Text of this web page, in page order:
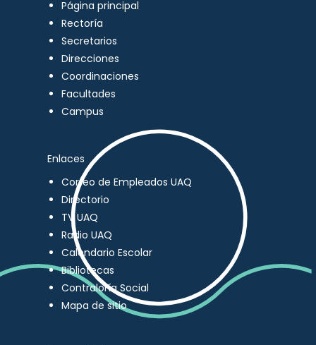
Página principal
Rectoría
Secretarios
Direcciones
Coordinaciones
Facultades
Campus
Enlaces
Correo de Empleados UAQ
Directorio
TV UAQ
Radio UAQ
Calendario Escolar
Bibliotecas
Contraloría Social
Mapa de sitio